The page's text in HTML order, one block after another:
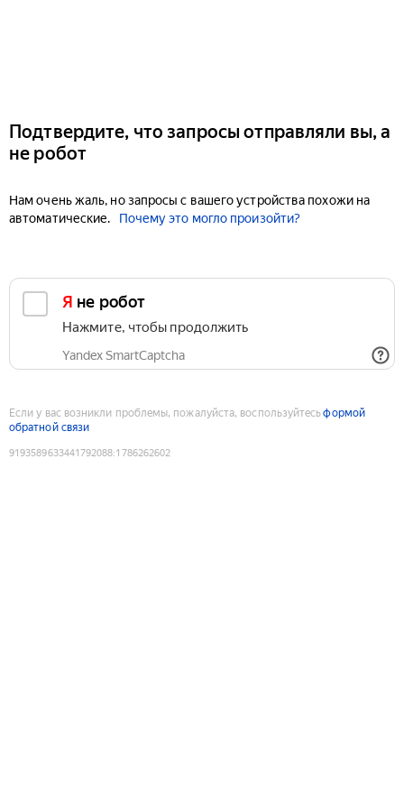
Подтвердите, что запросы отправляли вы, а
не робот
Нам очень жаль, но запросы с вашего устройства похожи на
автоматические.
Почему это могло произойти?
Я не робот
Нажмите, чтобы продолжить
Yandex SmartCaptcha
Если у вас возникли проблемы, пожалуйста, воспользуйтесьформой
обратной связи
9193589633441792088:1786262602